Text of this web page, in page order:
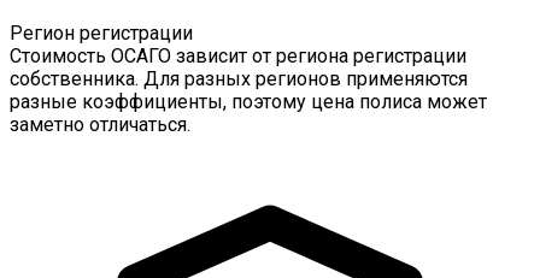
Регион регистрации
Стоимость ОСАГО зависит от региона регистрации
собственника. Для разных регионов применяются
разные коэффициенты, поэтому цена полиса может
заметно отличаться.